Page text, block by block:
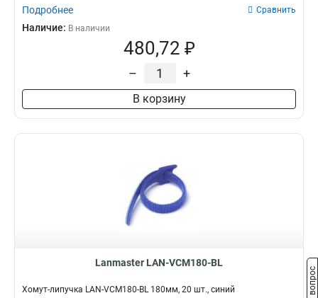
Подробнее Сравнить
Наличие: В наличии
480,72 ₽
– +
В корзину
Lanmaster LAN-VCM180-BL
Хомут-липучка LAN-VCM180-BL 180мм, 20 шт., синий